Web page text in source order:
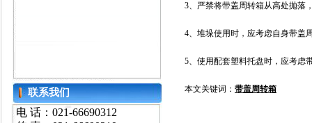
联系我们
电 话：021-66690312
3、严禁将带盖周转箱从高处抛落
4、堆垛使用时，应考虑自身带盖
5、使用配套塑料托盘时，应考虑
本文关键词： 带盖周转箱